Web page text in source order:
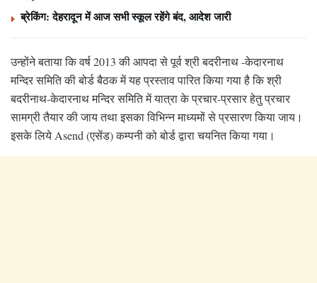
ब्रेकिंग: देहरादून में आज सभी स्कूल रहेंगे बंद, आदेश जारी
उन्होंने बताया कि वर्ष 2013 की आपदा से पूर्व श्री बदरीनाथ -केदारनाथ
मन्दिर समिति की बोर्ड बैठक में यह प्रस्ताव पारित किया गया है कि श्री
बदरीनाथ-केदारनाथ मन्दिर समिति में यात्रा के प्रचार-प्रसार हेतु प्रचार
सामग्री तैयार की जाय तथा इसका विभिन्न माध्यमों से प्रसारण किया जाय।
इसके लिये Asend (एसेंड) कम्पनी को बोर्ड द्वारा चयनित किया गया।